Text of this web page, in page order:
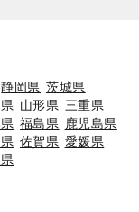
静岡県 茨城県
山形県 三重県
福島県
鹿児島県
佐賀県 愛媛県